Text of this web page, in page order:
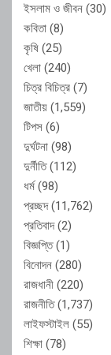
ইসলাম ও জীবন (30)
কবিতা (8)
কৃষি (25)
খেলা (240)
চিত্র বিচিত্র (7)
জাতীয় (1,559)
টিপস (6)
দুর্ঘটনা (98)
দুর্নীতি(112)
ধর্ম(98)
প্রচ্ছদ(11,762)
প্রতিবাদ(2)
বিজ্ঞপ্তি(1)
বিনোদন (280)
রাজধানী (220)
রাজনীতি(1,737)
লাইফস্টাইল (55)
শিক্ষা (78)